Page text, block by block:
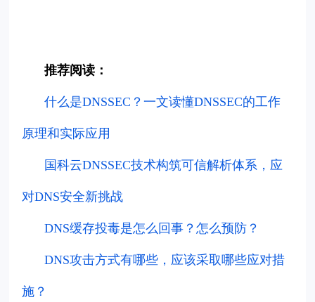
推荐阅读：
什么是DNSSEC？一文读懂DNSSEC的工作
原理和实际应用
国科云DNSSEC技术构筑可信解析体系，应
对DNS安全新挑战
DNS缓存投毒是怎么回事？怎么预防？
DNS攻击方式有哪些，应该采取哪些应对措
施？